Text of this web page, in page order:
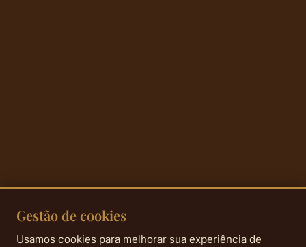
Gestão de cookies
Usamos cookies para melhorar sua experiência de